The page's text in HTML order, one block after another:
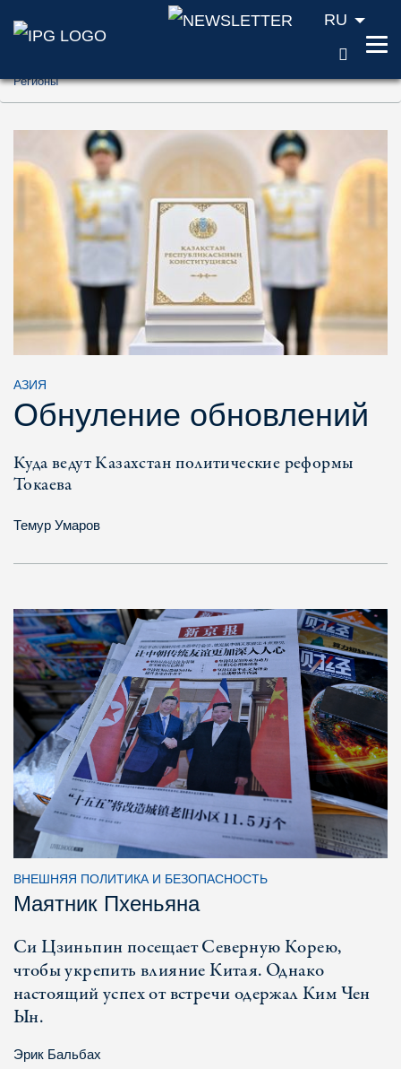
Перейти к содержанию (ключ доступа
Перейти к поиску (ключ доступа '2')
Перейти к навигации (ключ доступа '3')
RU
Регионы
АЗИЯ
Обнуление обновлений
Куда ведут Казахстан политические реформы
Токаева
Темур Умаров
ВНЕШНЯЯ ПОЛИТИКА И БЕЗОПАСНОСТЬ
Маятник Пхеньяна
Си Цзиньпин посещает Северную Корею,
чтобы укрепить влияние Китая. Однако
настоящий успех от встречи одержал Ким Чен
Ын.
Эрик Бальбах